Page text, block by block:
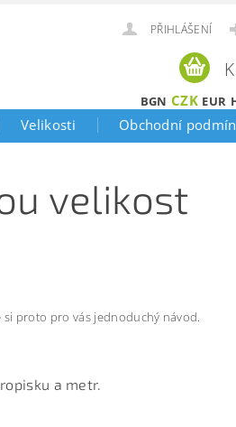
PŘIHLÁŠENÍ
BGN CZK EUR
Velikosti Obchodní
velikost
si proto pro vás jednoduchý návod.
a metr.